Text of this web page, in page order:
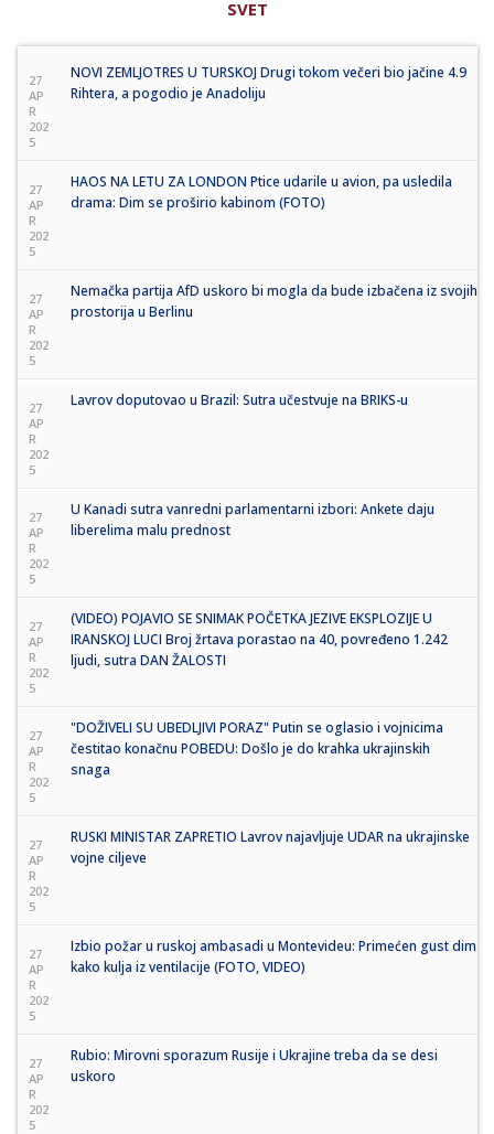
SVET
27
AP
R
202
5
NOVI ZEMLJOTRES U TURSKOJ Drugi tokom večeri bio jačine 4.9
Rihtera, a pogodio je Anadoliju
27
AP
R
202
5
HAOS NA LETU ZA LONDON Ptice udarile u avion, pa usledila
drama: Dim se proširio kabinom (FOTO)
27
AP
R
202
5
Nemačka partija AfD uskoro bi mogla da bude izbačena iz svojih
prostorija u Berlinu
27
AP
R
202
5
Lavrov doputovao u Brazil: Sutra učestvuje na BRIKS-u
27
AP
R
202
5
U Kanadi sutra vanredni parlamentarni izbori: Ankete daju
liberelima malu prednost
27
AP
R
202
5
(VIDEO) POJAVIO SE SNIMAK POČETKA JEZIVE EKSPLOZIJE U
IRANSKOJ LUCI Broj žrtava porastao na 40, povređeno 1.242
ljudi, sutra DAN ŽALOSTI
27
AP
R
202
5
"DOŽIVELI SU UBEDLJIVI PORAZ" Putin se oglasio i vojnicima
čestitao konačnu POBEDU: Došlo je do krahka ukrajinskih
snaga
27
AP
R
202
5
RUSKI MINISTAR ZAPRETIO Lavrov najavljuje UDAR na ukrajinske
vojne ciljeve
27
AP
R
202
5
Izbio požar u ruskoj ambasadi u Montevideu: Primećen gust dim
kako kulja iz ventilacije (FOTO, VIDEO)
27
AP
R
202
5
Rubio: Mirovni sporazum Rusije i Ukrajine treba da se desi
uskoro